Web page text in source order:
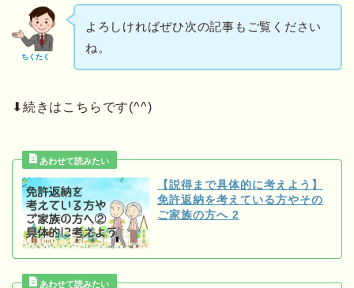
ちくたく
よろしければぜひ次の記事もご覧ください
ね。
⬇︎続きはこちらです(^^)
【説得まで具体的に考えよう】
免許返納を考えている方やその
ご家族の方へ 2